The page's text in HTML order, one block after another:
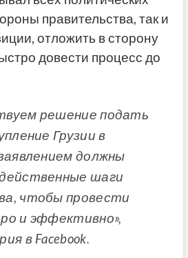
правительства, так и
отложить в сторону
довести процесс до
решение подать
Грузии в
должны
шаги
чтобы провести
и эффективно»,
в Facebook.